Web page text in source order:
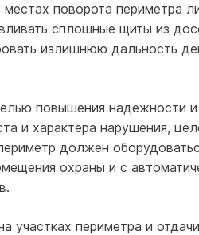
поворота периметра
сплошные щиты из
излишнюю дальность
повышения надежности и
и характера нарушения,
должен
охраны и с
участках периметра и отдачи